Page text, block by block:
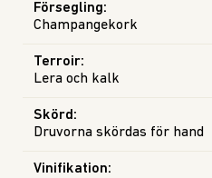
Försegling:
Champangekork
Terroir:
Lera och kalk
Skörd :
Druvorna skördas för hand
Vinifikation: